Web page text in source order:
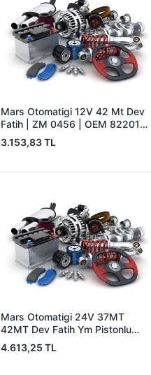
Mars Otomatigi 12V 42 Mt Dev
Fatih | ZM 0456 | OEM 82201-
5004 V1117553
2132X10456393
3.153,83 TL
Mars Otomatigi 24V 37MT
42MT Dev Fatih Ym Pistonlu
Bmc Profesyonel Catterpiller Is
Makinasi | ZM 0361 | OEM
4.613,25 TL